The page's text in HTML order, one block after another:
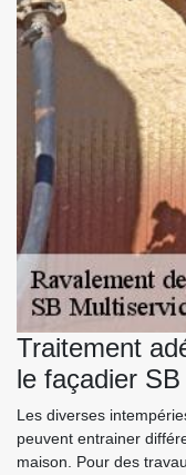
Traitement
le façadier
Les diverses
peuvent entrainer
maison. Pour des